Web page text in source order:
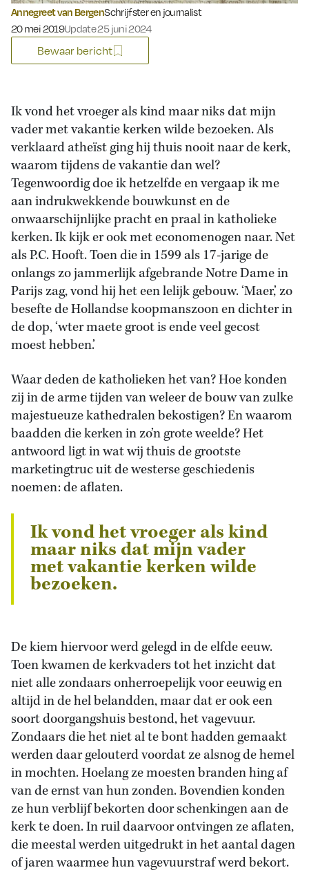
Annegreet van BergenSchrijfster en journalist
Gepubliceerd op:
20 mei 2019Update 25 juni 2024
Bewaar bericht
Ik vond het vroeger als kind maar niks dat mijn
vader met vakantie kerken wilde bezoeken. Als
verklaard atheïst ging hij thuis nooit naar de kerk,
waarom tijdens de vakantie dan wel?
Tegenwoordig doe ik hetzelfde en vergaap ik me
aan indrukwekkende bouwkunst en de
onwaarschijnlijke pracht en praal in katholieke
kerken. Ik kijk er ook met economenogen naar. Net
als P.C. Hooft. Toen die in 1599 als 17-jarige de
onlangs zo jammerlijk afgebrande Notre Dame in
Parijs zag, vond hij het een lelijk gebouw. ‘Maer,’ zo
besefte de Hollandse koopmanszoon en dichter in
de dop, ‘wter maete groot is ende veel gecost
moest hebben.’
Waar deden de katholieken het van? Hoe konden
zij in de arme tijden van weleer de bouw van zulke
majestueuze kathedralen bekostigen? En waarom
baadden die kerken in zo’n grote weelde? Het
antwoord ligt in wat wij thuis de grootste
marketingtruc uit de westerse geschiedenis
noemen: de aflaten.
Ik vond het vroeger als kind
maar niks dat mijn vader
met vakantie kerken wilde
bezoeken.
De kiem hiervoor werd gelegd in de elfde eeuw.
Toen kwamen de kerkvaders tot het inzicht dat
niet alle zondaars onherroepelijk voor eeuwig en
altijd in de hel belandden, maar dat er ook een
soort doorgangshuis bestond, het vagevuur.
Zondaars die het niet al te bont hadden gemaakt
werden daar gelouterd voordat ze alsnog de hemel
in mochten. Hoelang ze moesten branden hing af
van de ernst van hun zonden. Bovendien konden
ze hun verblijf bekorten door schenkingen aan de
kerk te doen. In ruil daarvoor ontvingen ze aflaten,
die meestal werden uitgedrukt in het aantal dagen
of jaren waarmee hun vagevuurstraf werd bekort.